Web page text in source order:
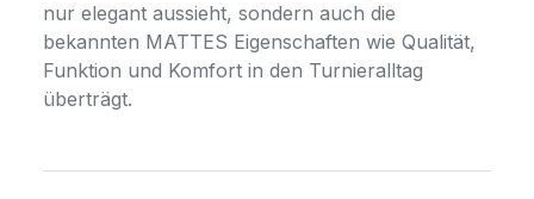
nur elegant aussieht, sondern auch die
bekannten MATTES Eigenschaften wie Qualität,
Funktion und Komfort in den Turnieralltag
überträgt.